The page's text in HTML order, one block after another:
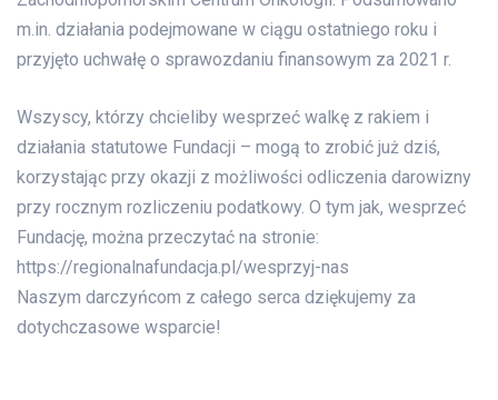
m.in. działania podejmowane w ciągu ostatniego roku i
przyjęto uchwałę o sprawozdaniu finansowym za 2021 r.
Wszyscy, którzy chcieliby wesprzeć walkę z rakiem i
działania statutowe Fundacji – mogą to zrobić już dziś,
korzystając przy okazji z możliwości odliczenia darowizny
przy rocznym rozliczeniu podatkowy. O tym jak, wesprzeć
Fundację, można przeczytać na stronie:
https://regionalnafundacja.pl/wesprzyj-nas
Naszym darczyńcom z całego serca dziękujemy za
dotychczasowe wsparcie!